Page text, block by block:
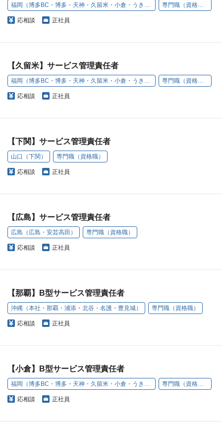
福岡（博多BC・博多・天神・久留米・小倉・うきは） 専門職（資格職）
応相談 正社員
【久留米】サービス管理責任者
福岡（博多BC・博多・天神・久留米・小倉・うきは） 専門職（資格職）
応相談 正社員
【下関】サービス管理責任者
山口（下関） 専門職（資格職）
応相談 正社員
【広島】サービス管理責任者
広島（広島・安芸高田） 専門職（資格職）
応相談 正社員
【那覇】B型サービス管理責任者
沖縄（本社・那覇・浦添・北谷・名護・豊見城） 専門職（資格職）
応相談 正社員
【小倉】B型サービス管理責任者
福岡（博多BC・博多・天神・久留米・小倉・うきは） 専門職（資格職）
応相談 正社員